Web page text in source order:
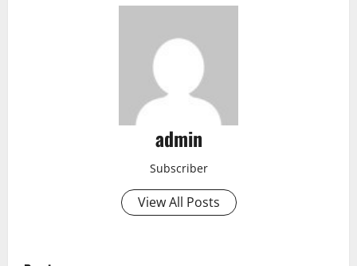
admin
Subscriber
View All Posts